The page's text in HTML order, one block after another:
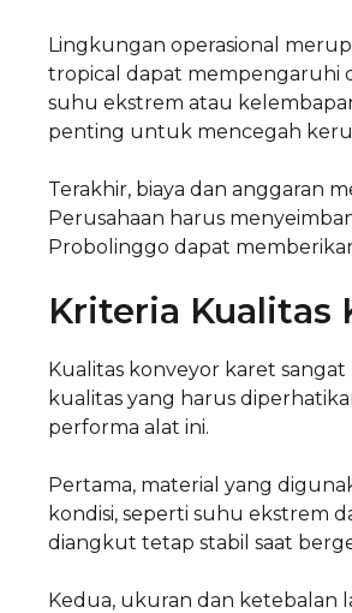
Lingkungan operasional
tropical dapat mempengaruhi
suhu ekstrem atau
penting untuk mencegah
Terakhir, biaya dan anggaran
Perusahaan harus
Probolinggo dapat
Kriteria Kualitas
Kualitas konveyor karet
kualitas yang harus
performa alat ini.
Pertama, material yang
kondisi, seperti suhu ekstrem
diangkut tetap stabil saat
Kedua, ukuran dan ketebalan